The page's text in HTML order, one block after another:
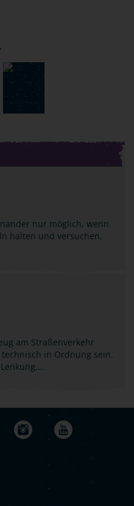
nur möglich, wenn
halten und versuchen,
am Straßenverkehr
in Ordnung sein.